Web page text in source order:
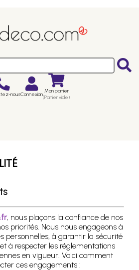
nousConnexion Mon panier
(Panier vide)
, nous plaçons la confiance de nos
priorités. Nous nous engageons à
personnelles, à garantir la sécurité
à respecter les réglementations
en vigueur. Voici comment
ces engagements :